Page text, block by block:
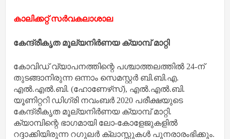
കാലിക്കറ്റ് സർവകലാശാല
കേന്ദ്രീകൃത മൂല്യനിര്‍ണയ ക്യാമ്പ് മാറ്റി
കോവിഡ് വ്യാപനത്തിന്റെ പശ്ചാത്തലത്തില്‍ 24-ന്
തുടങ്ങാനിരുന്ന ഒന്നാം സെമസ്റ്റര്‍ ബി.ബി.എ.
എല്‍.എല്‍.ബി. (ഹോണേഴ്‌സ്), എല്‍.എല്‍.ബി.
യൂണിറ്ററി ഡിഗ്രി നവംബര്‍ 2020 പരീക്ഷയുടെ
കേന്ദ്രീകൃത മൂല്യനിര്‍ണയ ക്യാമ്പ് മാറ്റി.
ക്യാമ്പിന്റെ ഭാഗമായി ലോ-കോളേജുകളില്‍
റദ്ദാക്കിയിരുന്ന റഗുലര്‍ ക്ലാസ്സുകള്‍ പുനരാരംഭിക്കും.